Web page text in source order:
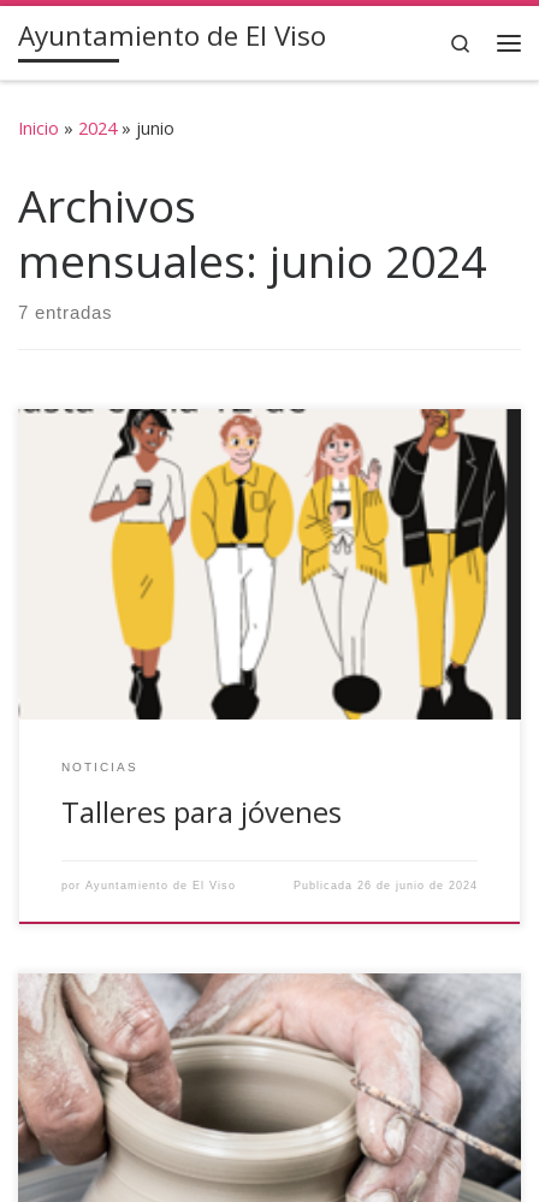
Saltar al contenido
Ayuntamiento de El Viso Search
Inicio » 2024 » junio
Archivos
mensuales: junio 2024
7 entradas
«El Ayuntamiento de El Viso ha recibido una ayuda de la
Diputación Provincial de Córdoba dentro de la
Convocatoria de subvenciones convocatoria a Municipios y
Entidades Locales Autónomas de la provincia de Córdoba
que desarrollen programas de ocio y tiempo libre, dirigidos
a jóvenes, durante el año 2024, para la […]
NOTICIAS
Talleres para jóvenes
por Ayuntamiento de El Viso Publicada 26 de junio de 2024
Se pretende realizar un Taller de Cerámica durante el
último trimestre de 2024, tendrá una duración de 12 horas.
Los participantes diseñarán un mosaico de cuerda seca, un
plato y una bandeja de loza. Los alumnos tendrán al final
del curso sus piezas terminadas y cocidas. El número de
alumnos […]